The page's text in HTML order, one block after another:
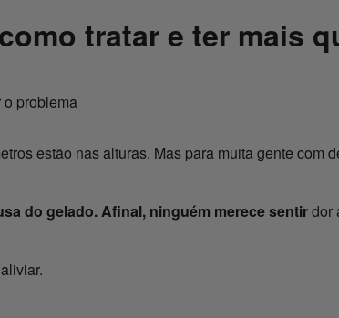
tratar e ter mais
problema
estão nas alturas. Mas para muita gente com
do gelado. Afinal, ninguém merece sentirdor